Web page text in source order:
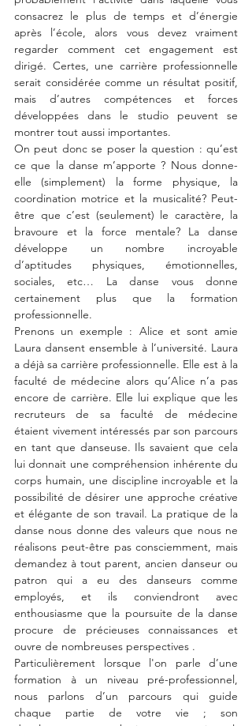
consacrez le plus de temps et d’énergie
après l’école, alors vous devez vraiment
regarder comment cet engagement est
dirigé. Certes, une carrière professionnelle
serait considérée comme un résultat positif,
mais d’autres compétences et forces
développées dans le studio peuvent se
montrer tout aussi importantes.
On peut donc se poser la question : qu’est
ce que la danse m’apporte ? Nous donne-
elle (simplement) la forme physique, la
coordination motrice et la musicalité? Peut-
être que c’est (seulement) le caractère, la
bravoure et la force mentale? La danse
développe un nombre incroyable
d’aptitudes physiques, émotionnelles,
sociales, etc… La danse vous donne
certainement plus que la formation
professionnelle.
Prenons un exemple : Alice et sont amie
Laura dansent ensemble à l’université. Laura
a déjà sa carrière professionnelle. Elle est à la
faculté de médecine alors qu’Alice n’a pas
encore de carrière. Elle lui explique que les
recruteurs de sa faculté de médecine
étaient vivement intéressés par son parcours
en tant que danseuse. Ils savaient que cela
lui donnait une compréhension inhérente du
corps humain, une discipline incroyable et la
possibilité de désirer une approche créative
et élégante de son travail. La pratique de la
danse nous donne des valeurs que nous ne
réalisons peut-être pas consciemment, mais
demandez à tout parent, ancien danseur ou
patron qui a eu des danseurs comme
employés, et ils conviendront avec
enthousiasme que la poursuite de la danse
procure de précieuses connaissances et
ouvre de nombreuses perspectives .
Particulièrement lorsque l'on parle d’une
formation à un niveau pré-professionnel,
nous parlons d’un parcours qui guide
chaque partie de votre vie ; son